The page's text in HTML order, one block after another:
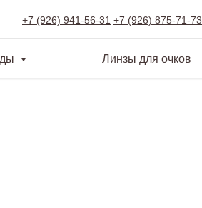
+7 (926) 941-56-31 +7 (926) 875-71-73
Линзы для очков